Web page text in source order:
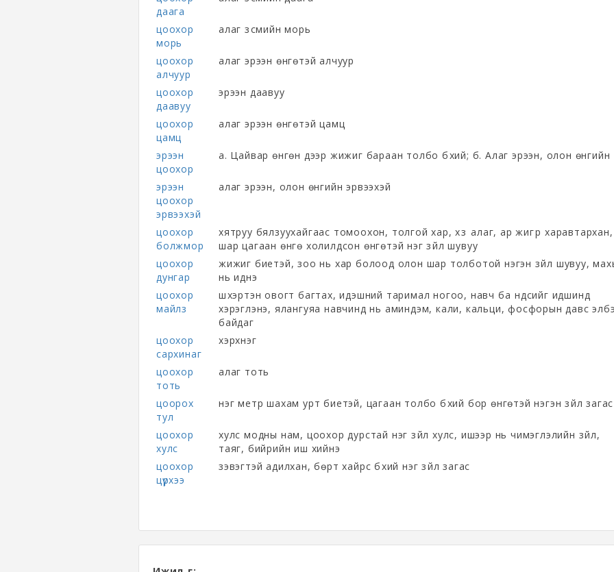
даага
цоохор
морь
алаг зүсмийн морь
цоохор
алчуур
алаг эрээн өнгөтэй алчуур
цоохор
даавуу
эрээн даавуу
цоохор
цамц
алаг эрээн өнгөтэй цамц
эрээн
цоохор
а. Цайвар өнгөн дээр жижиг бараан толбо бүхий; б. Алаг эрээн, олон өнгийн
эрээн
цоохор
эрвээхэй
алаг эрээн, олон өнгийн эрвээхэй
цоохор
болжмор
хятруу бялзуухайгаас томоохон, толгой хар, хүзүү алаг, ар жигүүр харавтархан,
шар цагаан өнгө холилдсон өнгөтэй нэг зүйл шувуу
цоохор
дунгар
жижиг биетэй, зоо нь хар болоод олон шар толботой нэгэн зүйл шувуу,
нь иднэ
цоохор
майлз
шүхэртэн овогт багтах, идэшний таримал ногоо, навч ба үндсийг идшинд
хэрэглэнэ, ялангуяа навчинд нь аминдэм, кали, кальци, фосфорын давс
байдаг
цоохор
сархинаг
хэрхнэг
цоохор
тоть
алаг тоть
цоорох
тул
нэг метр шахам урт биетэй, цагаан толбо бүхий бор өнгөтэй нэгэн зүйл загас
цоохор
хулс
хулс модны нам, цоохор дурстай нэг зүйл хулс, ишээр нь чимэглэлийн зүйл,
таяг, бийрийн иш хийнэ
цоохор
цүрхээ
зэвэгтэй адилхан, бөрт хайрс бүхий нэг зүйл загас